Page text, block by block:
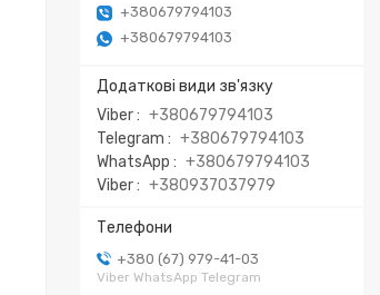
+380679794103
+380679794103
Viber
+380679794103
Telegram
+380679794103
WhatsApp
+380679794103
Viber
+380937037979
+380 (67) 979-41-03
Viber WhatsApp Telegram